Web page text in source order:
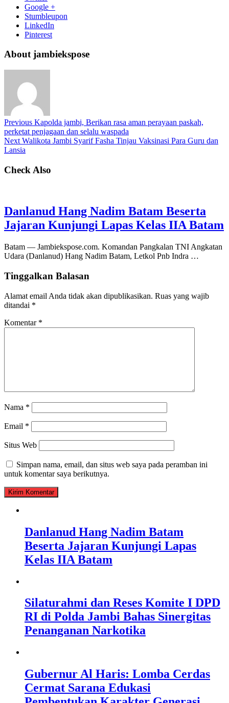
Google +
Stumbleupon
LinkedIn
Pinterest
About jambiekspose
Previous Kapolda jambi, Berikan rasa aman perayaan paskah,
perketat penjagaan dan selalu waspada
Next Walikota Jambi Syarif Fasha Tinjau Vaksinasi Para Guru dan
Lansia
Check Also
Danlanud Hang Nadim Batam Beserta
Jajaran Kunjungi Lapas Kelas IIA Batam
Batam — Jambiekspose.com. Komandan Pangkalan TNI Angkatan
Udara (Danlanud) Hang Nadim Batam, Letkol Pnb Indra …
Tinggalkan Balasan
Alamat email Anda tidak akan dipublikasikan. Ruas yang wajib
ditandai *
Komentar *
Nama *
Email *
Situs Web
Simpan nama, email, dan situs web saya pada peramban ini
untuk komentar saya berikutnya.
Danlanud Hang Nadim Batam
Beserta Jajaran Kunjungi Lapas
Kelas IIA Batam
Silaturahmi dan Reses Komite I DPD
RI di Polda Jambi Bahas Sinergitas
Penanganan Narkotika
Gubernur Al Haris: Lomba Cerdas
Cermat Sarana Edukasi